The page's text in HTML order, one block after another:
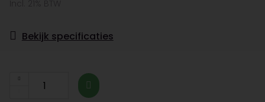
Bekijk specificaties